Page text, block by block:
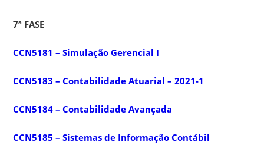
7ª FASE
CCN5181 – Simulação Gerencial I
CCN5183 – Contabilidade Atuarial – 2021-1
CCN5184 – Contabilidade Avançada
CCN5185 – Sistemas de Informação Contábil